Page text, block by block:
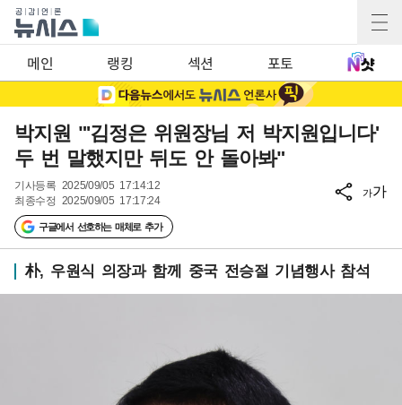
메인 랭킹 섹션 포토
박지원 "'김정은 위원장님 저 박지원입니다'
두 번 말했지만 뒤도 안 돌아봐"
기사등록 2025/09/05 17:14:12
최종수정 2025/09/05 17:17:24
구글에서 선호하는 매체로 추가
가가
朴, 우원식 의장과 함께 중국 전승절 기념행사 참석